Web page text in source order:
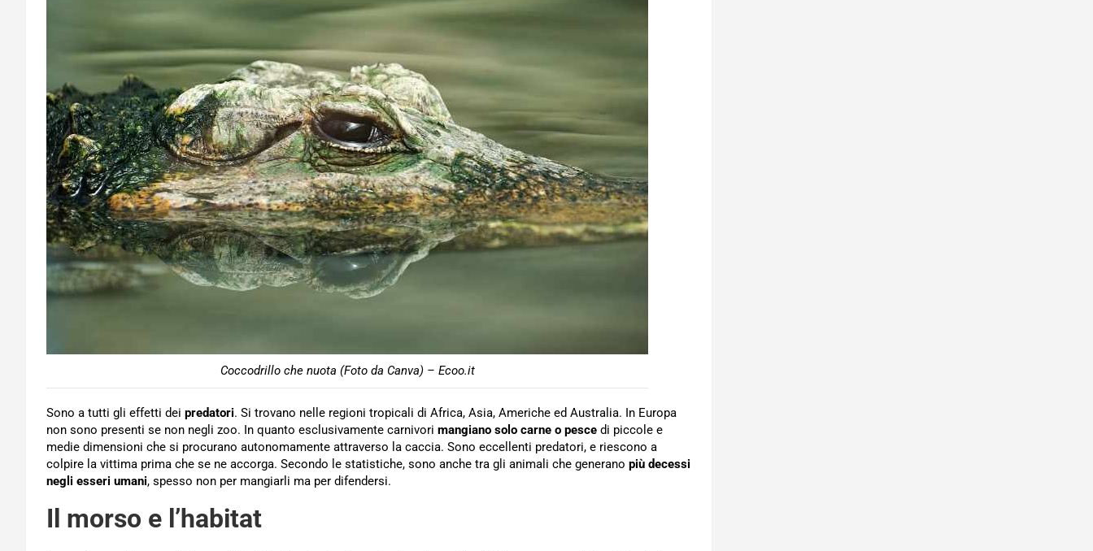
Coccodrillo che nuota (Foto da Canva) – Ecoo.it
Sono a tutti gli effetti dei predatori. Si trovano nelle regioni tropicali di Africa, Asia, Americhe ed Australia. In Europa
non sono presenti se non negli zoo. In quanto esclusivamente carnivori mangiano solo carne o pesce di piccole e
medie dimensioni che si procurano autonomamente attraverso la caccia. Sono eccellenti predatori, e riescono a
colpire la vittima prima che se ne accorga. Secondo le statistiche, sono anche tra gli animali che generano più decessi
negli esseri umani, spesso non per mangiarli ma per difendersi.
Il morso e l’habitat